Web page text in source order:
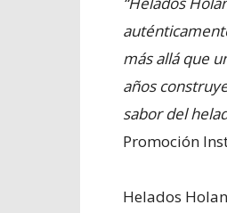
más allá que
años
sabor del
Promoción
Helados